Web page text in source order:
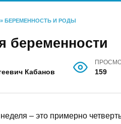
» БЕРЕМЕННОСТЬ И РОДЫ
беременности
Кабанов 159
– это примерно